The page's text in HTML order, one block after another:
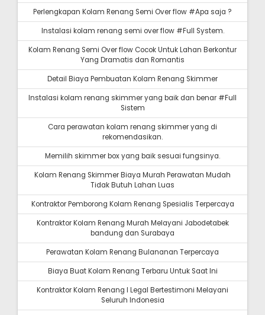
Perlengkapan Kolam Renang Semi Over flow #Apa saja ?
Instalasi kolam renang semi over flow #Full System.
Kolam Renang Semi Over flow Cocok Untuk Lahan Berkontur
Yang Dramatis dan Romantis
Detail Biaya Pembuatan Kolam Renang Skimmer
Instalasi kolam renang skimmer yang baik dan benar #Full
Sistem
Cara perawatan kolam renang skimmer yang di
rekomendasikan.
Memilih skimmer box yang baik sesuai fungsinya.
Kolam Renang Skimmer Biaya Murah Perawatan Mudah
Tidak Butuh Lahan Luas
Kontraktor Pemborong Kolam Renang Spesialis Terpercaya
Kontraktor Kolam Renang Murah Melayani Jabodetabek
bandung dan Surabaya
Perawatan Kolam Renang Bulananan Terpercaya
Biaya Buat Kolam Renang Terbaru Untuk Saat Ini
Kontraktor Kolam Renang I Legal Bertestimoni Melayani
Seluruh Indonesia